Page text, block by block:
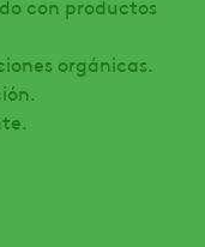
con productos
orgánicas.